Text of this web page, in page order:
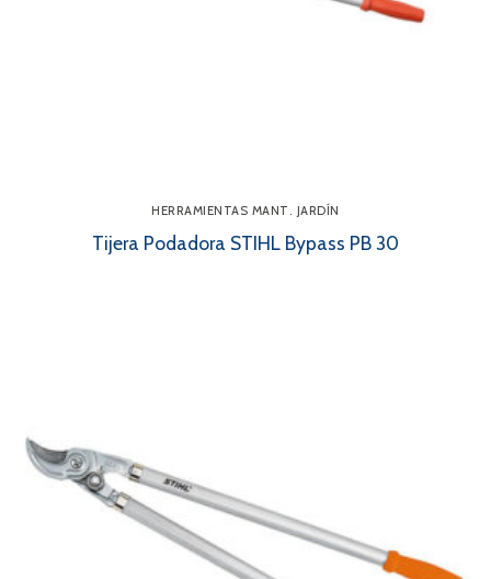
HERRAMIENTAS MANT. JARDÍN
Tijera Podadora STIHL Bypass PB 30